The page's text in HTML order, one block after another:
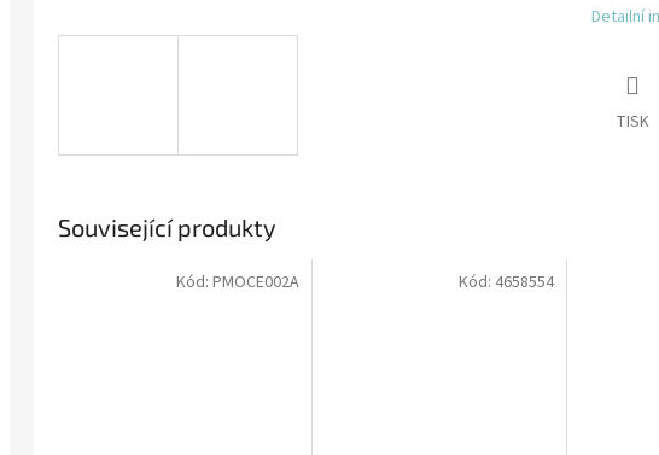
Detailní
TISK
Související produkty
Kód: PMOCE002A Kód: 4658554